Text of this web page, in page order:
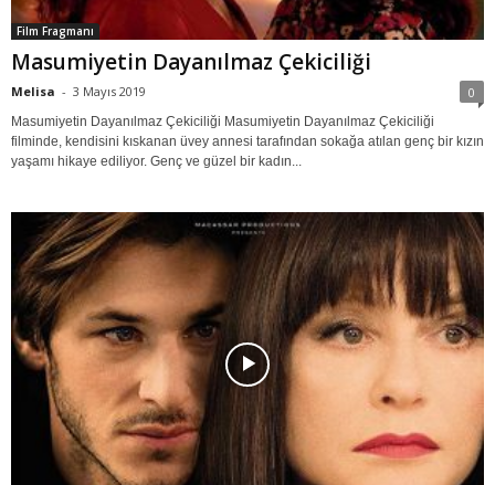
Film Fragmanı
Masumiyetin Dayanılmaz Çekiciliği
Melisa - 3 Mayıs 2019 0
Masumiyetin Dayanılmaz Çekiciliği Masumiyetin Dayanılmaz Çekiciliği
filminde, kendisini kıskanan üvey annesi tarafından sokağa atılan genç bir kızın
yaşamı hikaye ediliyor. Genç ve güzel bir kadın...